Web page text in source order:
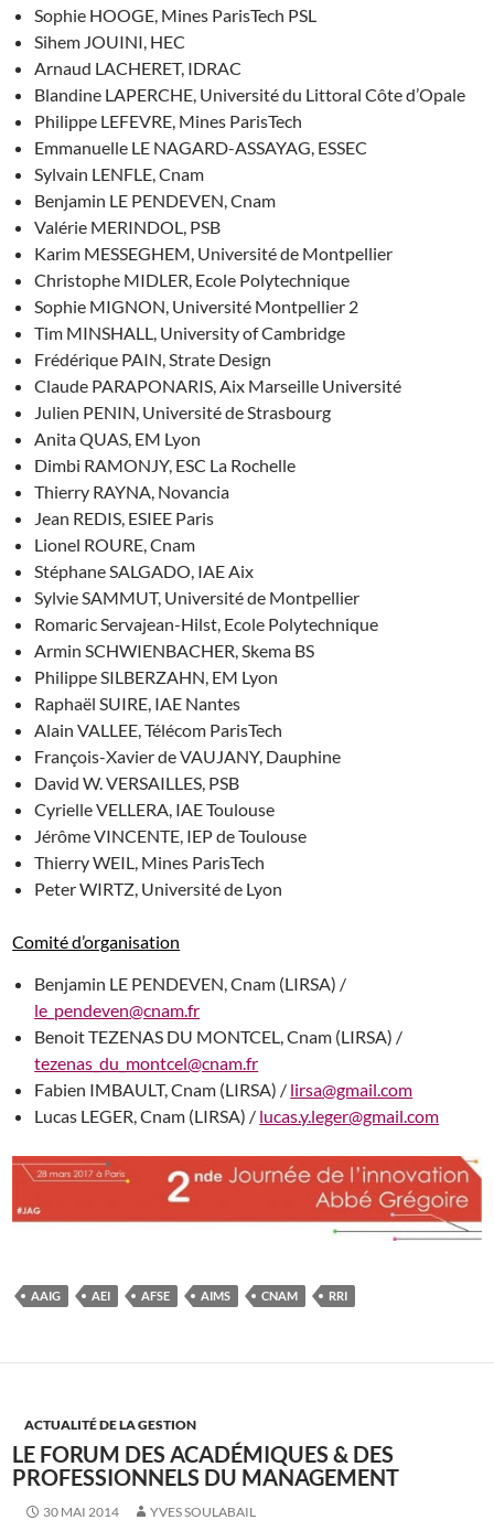
Sophie HOOGE, Mines ParisTech PSL
Sihem JOUINI, HEC
Arnaud LACHERET, IDRAC
Blandine LAPERCHE, Université du Littoral Côte d’Opale
Philippe LEFEVRE, Mines ParisTech
Emmanuelle LE NAGARD-ASSAYAG, ESSEC
Sylvain LENFLE, Cnam
Benjamin LE PENDEVEN, Cnam
Valérie MERINDOL, PSB
Karim MESSEGHEM, Université de Montpellier
Christophe MIDLER, Ecole Polytechnique
Sophie MIGNON, Université Montpellier 2
Tim MINSHALL, University of Cambridge
Frédérique PAIN, Strate Design
Claude PARAPONARIS, Aix Marseille Université
Julien PENIN, Université de Strasbourg
Anita QUAS, EM Lyon
Dimbi RAMONJY, ESC La Rochelle
Thierry RAYNA, Novancia
Jean REDIS, ESIEE Paris
Lionel ROURE, Cnam
Stéphane SALGADO, IAE Aix
Sylvie SAMMUT, Université de Montpellier
Romaric Servajean-Hilst, Ecole Polytechnique
Armin SCHWIENBACHER, Skema BS
Philippe SILBERZAHN, EM Lyon
Raphaël SUIRE, IAE Nantes
Alain VALLEE, Télécom ParisTech
François-Xavier de VAUJANY, Dauphine
David W. VERSAILLES, PSB
Cyrielle VELLERA, IAE Toulouse
Jérôme VINCENTE, IEP de Toulouse
Thierry WEIL, Mines ParisTech
Peter WIRTZ, Université de Lyon
Comité d’organisation
Benjamin LE PENDEVEN, Cnam (LIRSA) /
le_pendeven@cnam.fr
Benoit TEZENAS DU MONTCEL, Cnam (LIRSA) /
tezenas_du_montcel@cnam.fr
Fabien IMBAULT, Cnam (LIRSA) / lirsa@gmail.com
Lucas LEGER, Cnam (LIRSA) / lucas.y.leger@gmail.com
AAIG AEI AFSE AIMS CNAM RRI
ACTUALITÉ DE LA GESTION
LE FORUM DES ACADÉMIQUES & DES
PROFESSIONNELS DU MANAGEMENT
30 MAI 2014 YVES SOULABAIL